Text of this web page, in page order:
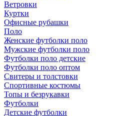
Ветровки
Куртки
Офисные рубашки
Поло
Женские футболки поло
Мужские футболки поло
Футболки поло детские
Футболки поло оптом
Свитеры и толстовки
Спортивные костюмы
Топы и безрукавки
Футболки
Детские футболки